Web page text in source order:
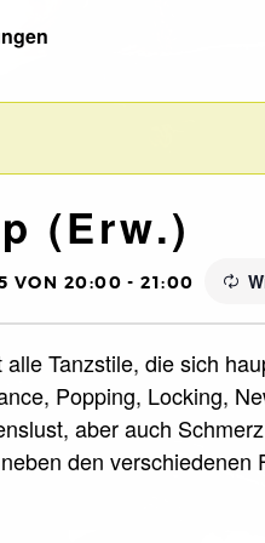
(Erw.)
VON 20:00 -21:00
Tanzstile, die sich
Popping, Locking,
aber auch
den